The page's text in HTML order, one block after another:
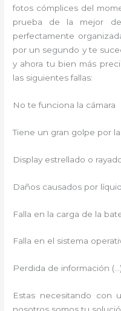
fotos cómplices del
prueba de la mejor
perfectamente
por un segundo y te
y ahora tu bien más
las siguientes fallas:
No te funciona la cámara
Tiene un gran golpe por
Display estrellado o
Daños causados por
Falla en la carga de la
Falla en el sistema
Perdida de información (…)
Estas necesitando con